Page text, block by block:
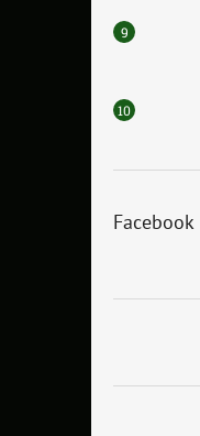
Facebook